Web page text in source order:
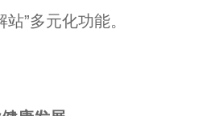
站”多元化功能。